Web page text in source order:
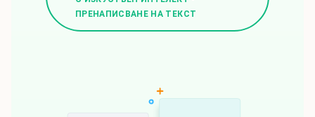
ПРЕНАПИСВАНЕ НА ТЕКСТ